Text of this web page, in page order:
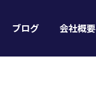
ブログ 会社概要